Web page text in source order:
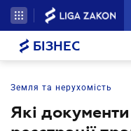
БІЗНЕС
Земля та нерухомість
Які